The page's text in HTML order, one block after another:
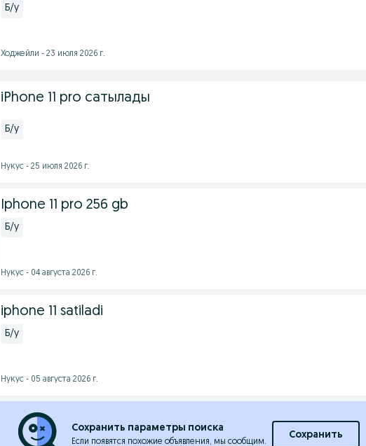
Б/у
Ходжейли - 23 июля 2026 г.
iPhone 11 pro сатылады
Б/у
Нукус - 25 июля 2026 г.
Iphone 11 pro 256 gb
Б/у
Нукус - 04 августа 2026 г.
iphone 11 satiladi
Б/у
Нукус - 05 августа 2026 г.
Сохранить параметры поиска
Если появятся похожие объявления, мы сообщим.
Сохранить